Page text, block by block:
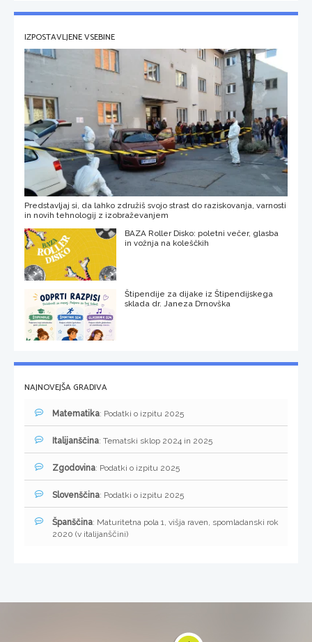
IZPOSTAVLJENE VSEBINE
Predstavljaj si, da lahko združiš svojo strast do raziskovanja, varnosti
in novih tehnologij z izobraževanjem
BAZA Roller Disko: poletni večer, glasba
in vožnja na koleščkih
Štipendije za dijake iz Štipendijskega
sklada dr. Janeza Drnovška
NAJNOVEJŠA GRADIVA
Matematika: Podatki o izpitu 2025
Italijanščina: Tematski sklop 2024 in 2025
Zgodovina: Podatki o izpitu 2025
Slovenščina: Podatki o izpitu 2025
Španščina: Maturitetna pola 1, višja raven, spomladanski rok
2020 (v italijanščini)